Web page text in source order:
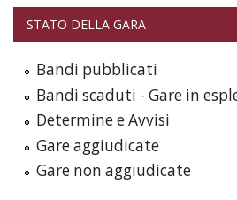
STATO DELLA GARA
Bandi pubblicati
Bandi scaduti - Gare in
Determine e Avvisi
Gare aggiudicate
Gare non aggiudicate